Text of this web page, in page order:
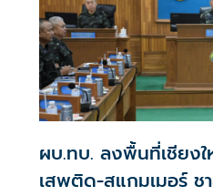
ผบ.ทบ. ลงพื้นที่เชียงใ
เสพติด-สแกมเมอร์ ช